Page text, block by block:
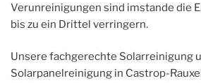
Verunreinigungen sind imstande die
bis zu ein Drittel verringern.
Unsere fachgerechte Solarreinigung
Solarpanelreinigung in Castrop-